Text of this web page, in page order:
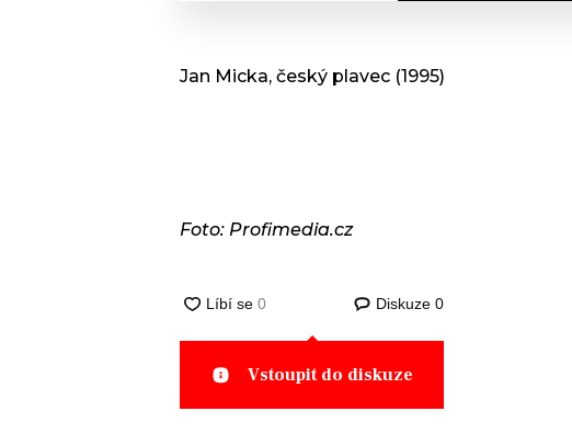
Jan Micka, český plavec (1995)
Foto: Profimedia.cz
Diskuze 0
Vstoupit do diskuze